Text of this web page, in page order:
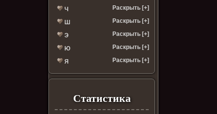
Ч Раскрыть [+]
Ш Раскрыть [+]
Э Раскрыть [+]
Ю Раскрыть [+]
Я Раскрыть [+]
Статистика